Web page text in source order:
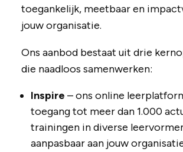
toegankelijk, meetbaar en
jouw organisatie.
Ons aanbod bestaat uit drie
die naadloos samenwerken:
Inspire – ons online
toegang tot meer dan 1.000
trainingen in diverse
aanpasbaar aan jouw